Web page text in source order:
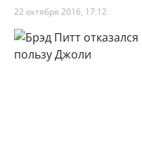
22 октября 2016, 17:12